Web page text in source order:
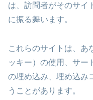
は、訪問者がそのサイ
に振る舞います。
これらのサイトは、あ
ッキー）の使用、サー
の埋め込み、埋め込み
うことがあります。